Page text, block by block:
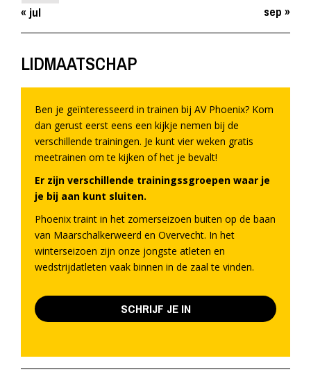
« jul sep »
LIDMAATSCHAP
Ben je geïnteresseerd in trainen bij AV Phoenix? Kom
dan gerust eerst eens een kijkje nemen bij de
verschillende trainingen. Je kunt vier weken gratis
meetrainen om te kijken of het je bevalt!
Er zijn verschillende trainingssgroepen waar je
je bij aan kunt sluiten.
Phoenix traint in het zomerseizoen buiten op de baan
van Maarschalkerweerd en Overvecht. In het
winterseizoen zijn onze jongste atleten en
wedstrijdatleten vaak binnen in de zaal te vinden.
SCHRIJF JE IN